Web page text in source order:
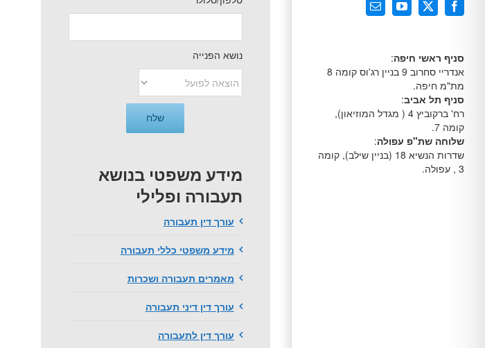
Facebook
X
YouTubeכתובת
סניף ראשי חיפה:
אנדריי סחרוב 9 בניין רג'וס קומה 8
מת"מ חיפה.
סניף תל אביב:
רח' ברקוביץ 4 ( מגדל המוזיאון),
קומה 7.
שלוחה שת"פ עפולה:
שדרות הנשיא 18 (בניין שילב), קומה
3 , עפולה.
נושא הפנייה
מידע משפטי בנושא
תעבורה ופלילי
עורך דין תעבורה
מידע משפטי כללי תעבורה
מאמרים תעבורה ושכרות
עורך דין דיני תעבורה
עורך דין לתעבורה